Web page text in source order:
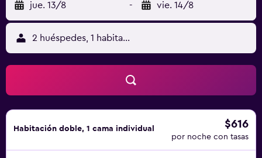
jue. 13/8 - vie. 14/8
2 huéspedes, 1 habitación
Habitación doble, 1 cama individual $616
por noche con tasas